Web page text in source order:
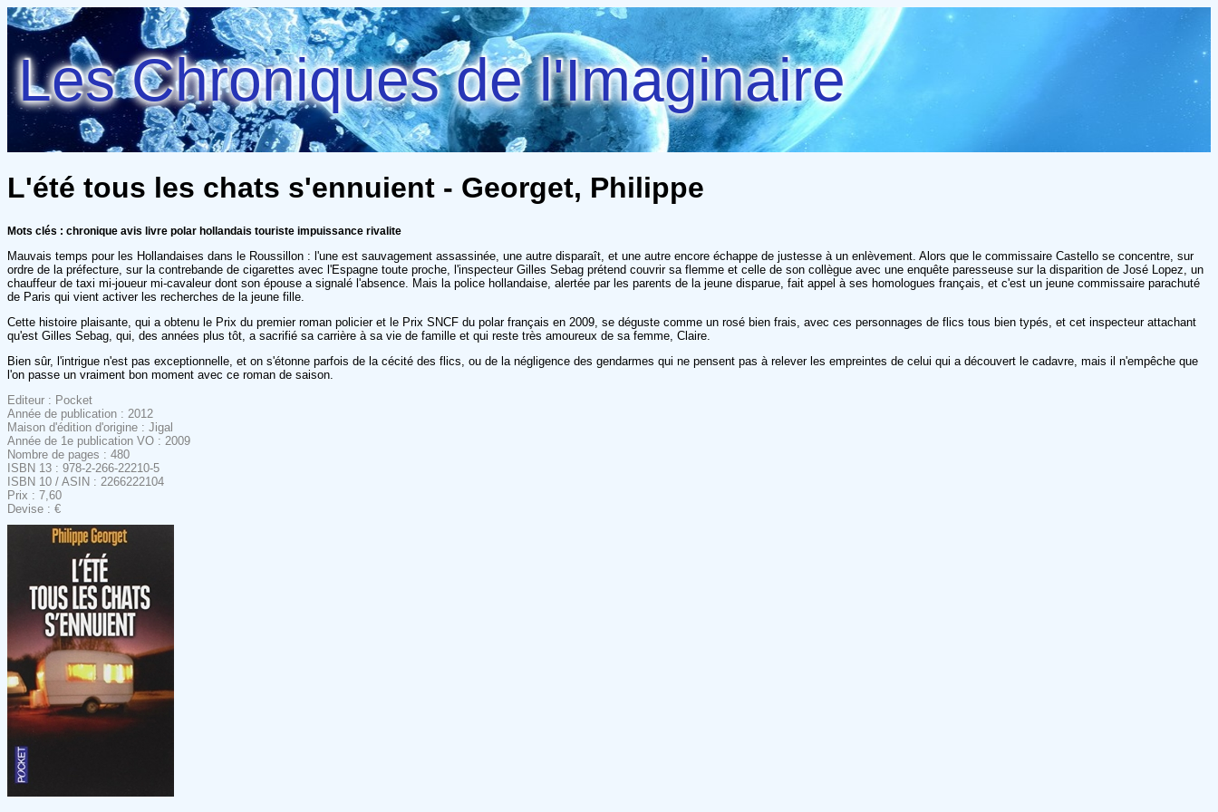
Les Chroniques de l'Imaginaire
L'été tous les chats s'ennuient - Georget, Philippe
Mots clés : chronique avis livre polar hollandais touriste impuissance rivalite
Mauvais temps pour les Hollandaises dans le Roussillon : l'une est sauvagement assassinée, une autre disparaît, et une autre encore échappe de justesse à un enlèvement. Alors que le commissaire Castello se concentre, sur
ordre de la préfecture, sur la contrebande de cigarettes avec l'Espagne toute proche, l'inspecteur Gilles Sebag prétend couvrir sa flemme et celle de son collègue avec une enquête paresseuse sur la disparition de José Lopez, un
chauffeur de taxi mi-joueur mi-cavaleur dont son épouse a signalé l'absence. Mais la police hollandaise, alertée par les parents de la jeune disparue, fait appel à ses homologues français, et c'est un jeune commissaire parachuté
de Paris qui vient activer les recherches de la jeune fille.
Cette histoire plaisante, qui a obtenu le Prix du premier roman policier et le Prix SNCF du polar français en 2009, se déguste comme un rosé bien frais, avec ces personnages de flics tous bien typés, et cet inspecteur attachant
qu'est Gilles Sebag, qui, des années plus tôt, a sacrifié sa carrière à sa vie de famille et qui reste très amoureux de sa femme, Claire.
Bien sûr, l'intrigue n'est pas exceptionnelle, et on s'étonne parfois de la cécité des flics, ou de la négligence des gendarmes qui ne pensent pas à relever les empreintes de celui qui a découvert le cadavre, mais il n'empêche que
l'on passe un vraiment bon moment avec ce roman de saison.
Editeur : Pocket
Année de publication : 2012
Maison d'édition d'origine : Jigal
Année de 1e publication VO : 2009
Nombre de pages : 480
ISBN 13 : 978-2-266-22210-5
ISBN 10 / ASIN : 2266222104
Prix : 7,60
Devise : €